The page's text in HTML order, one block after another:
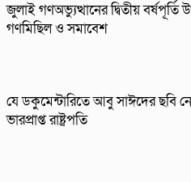
জুলাই গণঅভ্যুত্থানের দ্বিতীয়
গণমিছিল ও সমাবেশ
যে ডকুমেন্টারিতে আবু সাঈদের ছবি
ভারপ্রাপ্ত রাষ্ট্রপতি